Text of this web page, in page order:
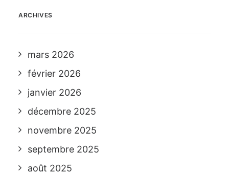
ARCHIVES
mars 2026
février 2026
janvier 2026
décembre 2025
novembre 2025
septembre 2025
août 2025